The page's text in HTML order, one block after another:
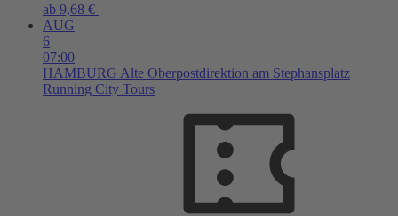
ab 9,68 €
AUG
6
07:00
HAMBURG Alte Oberpostdirektion am Stephansplatz
Running City Tours